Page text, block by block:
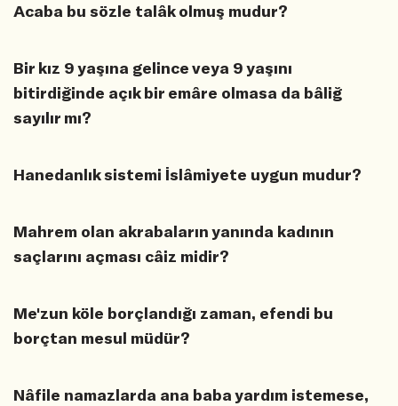
Acaba bu sözle talâk olmuş mudur?
Bir kız 9 yaşına gelince veya 9 yaşını
bitirdiğinde açık bir emâre olmasa da bâliğ
sayılır mı?
Hanedanlık sistemi İslâmiyete uygun mudur?
Mahrem olan akrabaların yanında kadının
saçlarını açması câiz midir?
Me'zun köle borçlandığı zaman, efendi bu
borçtan mesul müdür?
Nâfile namazlarda ana baba yardım istemese,